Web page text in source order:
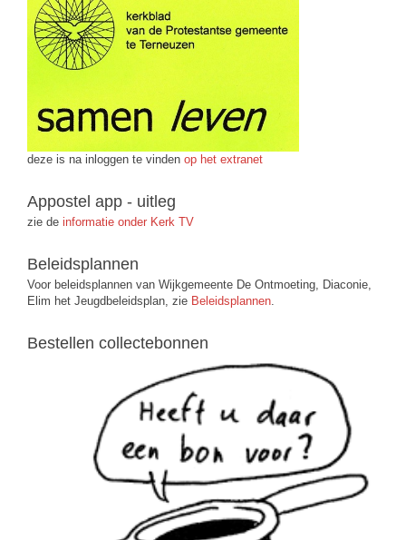
deze is na inloggen te vinden op het extranet
Appostel app - uitleg
zie de informatie onder Kerk TV
Beleidsplannen
Voor beleidsplannen van Wijkgemeente De Ontmoeting, Diaconie,
Elim het Jeugdbeleidsplan, zie Beleidsplannen.
Bestellen collectebonnen